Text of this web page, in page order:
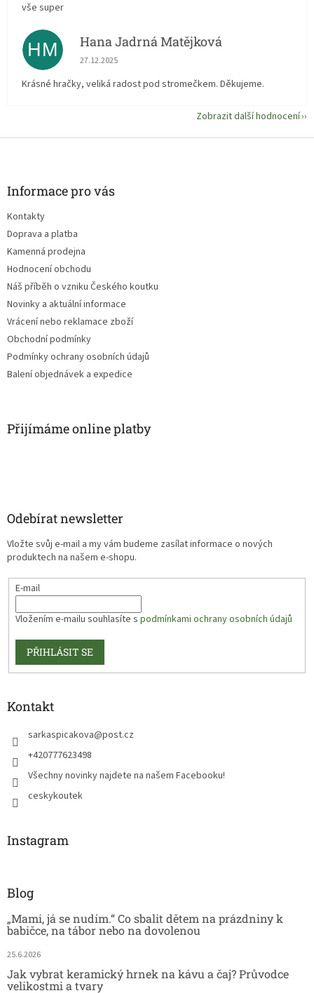
vše super
HM Hana Jadrná Matějková
Hodnocení obchodu je 5 z 5 hvězdiček.
27.12.2025
Krásné hračky, veliká radost pod stromečkem. Děkujeme.
Zobrazit další hodnocení
Informace pro vás
Kontakty
Doprava a platba
Kamenná prodejna
Hodnocení obchodu
Náš příběh o vzniku Českého koutku
Novinky a aktuální informace
Vrácení nebo reklamace zboží
Obchodní podmínky
Podmínky ochrany osobních údajů
Balení objednávek a expedice
Přijímáme online platby
Odebírat newsletter
Vložte svůj e-mail a my vám budeme zasílat informace o nových
produktech na našem e-shopu.
E-mail
Vložením e-mailu souhlasíte s podmínkami ochrany osobních údajů
PŘIHLÁSIT SE
Kontakt
sarkaspicakova@post.cz
+420777623498
Všechny novinky najdete na našem Facebooku!
ceskykoutek
Instagram
Blog
„Mami, já se nudím.“ Co sbalit dětem na prázdniny k
babičce, na tábor nebo na dovolenou
25.6.2026
Jak vybrat keramický hrnek na kávu a čaj? Průvodce
velikostmi a tvary